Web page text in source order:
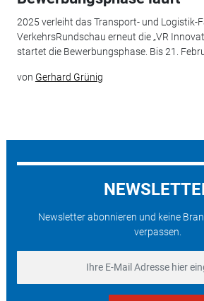
2025 verleiht das Transport- und Logistik-
VerkehrsRundschau erneut die „VR
startet die Bewerbungsphase. Bis 21.
von Gerhard Grünig
Newsletter abonnieren und keine
verpassen.